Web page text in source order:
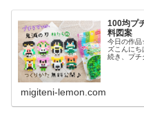
100均プ
料図案
今日の作
ズこんに
続き、プチ
migiteni-lemon.com